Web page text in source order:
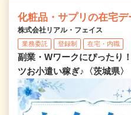
化粧品・サプリの在宅デ
株式会社リアル・フェイス
業務委託 登録制 在宅・内職
副業・Wワークにぴったり
ツお小遣い稼ぎ♪〈茨城県〉